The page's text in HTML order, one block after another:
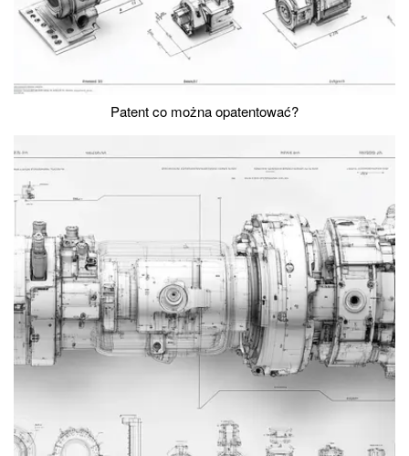
Patent co można opatentować?